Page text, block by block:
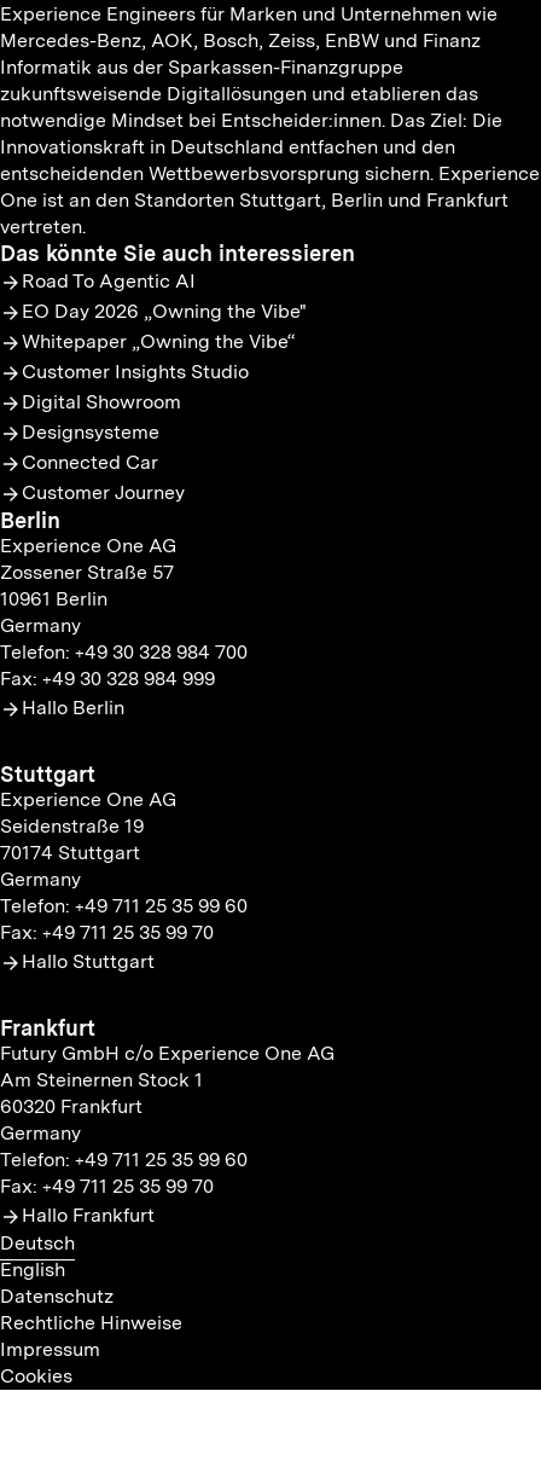
Experience Engineers für Marken und Unternehmen wie
Mercedes-Benz, AOK, Bosch, Zeiss, EnBW und Finanz
Informatik aus der Sparkassen-Finanzgruppe
zukunftsweisende Digitallösungen und etablieren das
notwendige Mindset bei Entscheider:innen. Das Ziel: Die
Innovationskraft in Deutschland entfachen und den
entscheidenden Wettbewerbsvorsprung sichern. Experience
One ist an den Standorten Stuttgart, Berlin und Frankfurt
vertreten.
Das könnte Sie auch interessieren
Road To Agentic AI
EO Day 2026 „Owning the Vibe"
Whitepaper „Owning the Vibe“
Customer Insights Studio
Digital Showroom
Designsysteme
Connected Car
Customer Journey
Berlin
Experience One AG
Zossener Straße 57
10961 Berlin
Germany
Telefon: +49 30 328 984 700
Fax: +49 30 328 984 999
Hallo Berlin
Stuttgart
Experience One AG
Seidenstraße 19
70174 Stuttgart
Germany
Telefon: +49 711 25 35 99 60
Fax: +49 711 25 35 99 70
Hallo Stuttgart
Frankfurt
Futury GmbH c/o Experience One AG
Am Steinernen Stock 1
60320 Frankfurt
Germany
Telefon: +49 711 25 35 99 60
Fax: +49 711 25 35 99 70
Hallo Frankfurt
Deutsch
English
Datenschutz
Rechtliche Hinweise
Impressum
Cookies